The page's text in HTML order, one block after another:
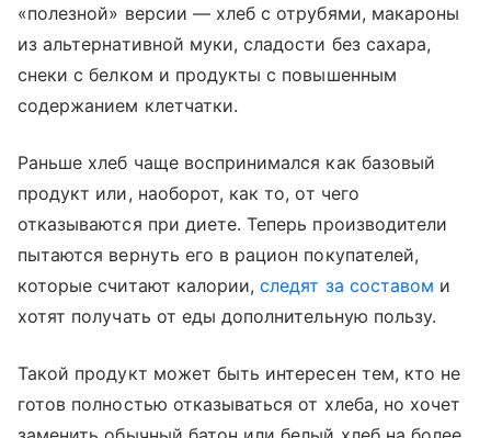
«полезной» версии — хлеб с отрубями, макароны
из альтернативной муки, сладости без сахара,
снеки с белком и продукты с повышенным
содержанием клетчатки.
Раньше хлеб чаще воспринимался как базовый
продукт или, наоборот, как то, от чего
отказываются при диете. Теперь производители
пытаются вернуть его в рацион покупателей,
которые считают калории,следят за составом и
хотят получать от еды дополнительную пользу.
Такой продукт может быть интересен тем, кто не
готов полностью отказываться от хлеба, но хочет